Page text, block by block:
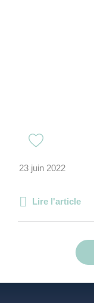
23 juin 2022
Lire l'article